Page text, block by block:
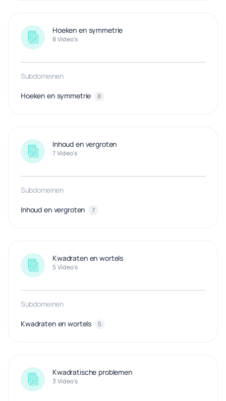
Hoeken en symmetrie
8 Video's
Subdomeinen
Hoeken en symmetrie 8
Inhoud en vergroten
7 Video's
Subdomeinen
Inhoud en vergroten 7
Kwadraten en wortels
5 Video's
Subdomeinen
Kwadraten en wortels 5
Kwadratische problemen
3 Video's